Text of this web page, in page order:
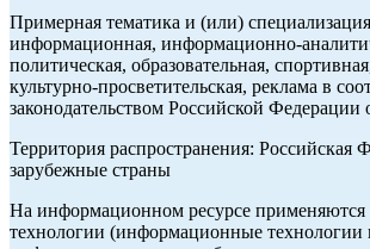
Примерная тематика и (или)
информационная, информационно-
политическая, образовательная,
культурно-просветительская, реклама в
законодательством Российской Федерации
Территория распространения: Российская
зарубежные страны
На информационном ресурсе применяются
технологии (информационные технологии